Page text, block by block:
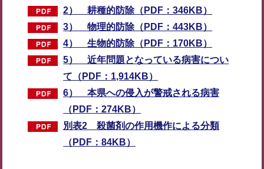
2） 耕種的防除（PDF：346KB）
3） 物理的防除（PDF：443KB）
4） 生物的防除（PDF：170KB）
5） 近年問題となっている病害につい
て（PDF：1,914KB）
6） 本県への侵入が警戒される病害
（PDF：274KB）
別表2 殺菌剤の作用機作による分類
（PDF：84KB）